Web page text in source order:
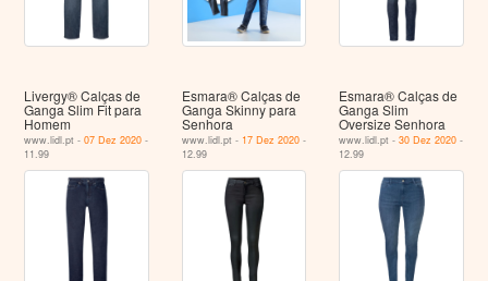
Livergy® Calças de
Ganga Slim Fit para
Homem
www.lidl.pt -07 Dez 2020 -
11.99
Esmara® Calças de
Ganga Skinny para
Senhora
www.lidl.pt - 17 Dez 2020-
12.99
Esmara® Calças de
Ganga Slim
Oversize Senhora
www.lidl.pt -30 Dez 2020 -
12.99